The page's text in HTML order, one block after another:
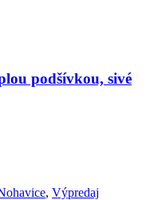
podšívkou, sivé
, Výpredaj